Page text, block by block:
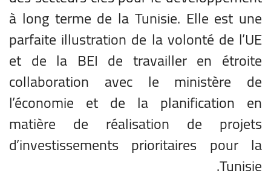
à long terme de la Tunisie. Elle est une
parfaite illustration de la volonté de l’UE
et de la BEI de travailler en étroite
collaboration avec le ministère de
l’économie et de la planification en
matière de réalisation de projets
d’investissements prioritaires pour la
Tunisie.